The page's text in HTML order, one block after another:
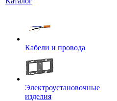
Кабели и провода
Электроустановочные
изделия